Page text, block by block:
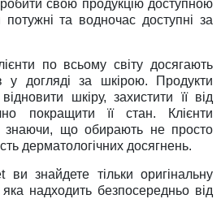
свою продукцію доступною
та водночас доступні за
по всьому світу досягають
у догляді за шкірою. Продукти
шкіру, захистити її від
покращити її стан. Клієнти
знаючи, що обирають не просто
дерматологічних досягнень.
ви знайдете тільки оригінальну
надходить безпосередньо від